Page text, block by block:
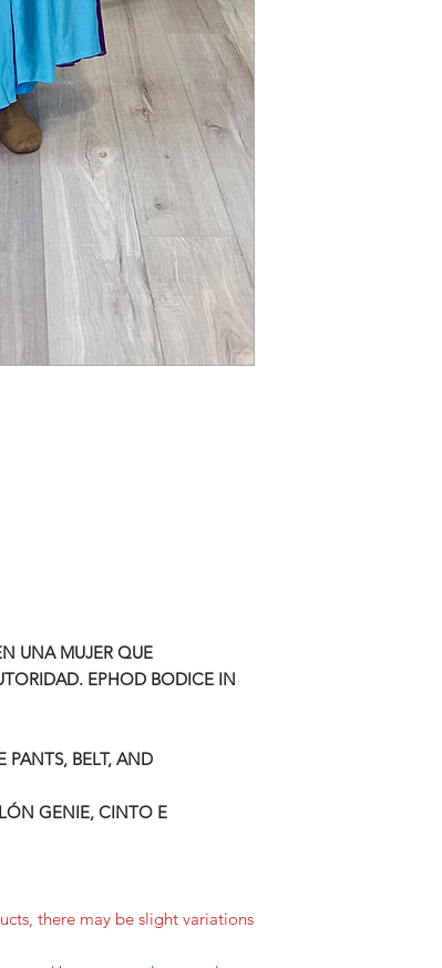
UNA MUJER QUE
EPHOD BODICE IN
BELT, AND
GENIE, CINTO E
there may be slight variations